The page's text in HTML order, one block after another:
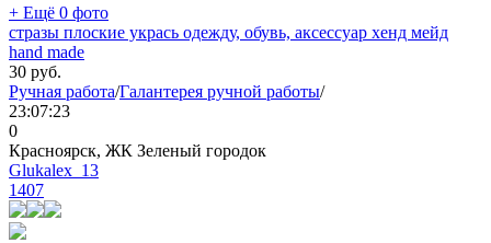
+ Ещё 0 фото
стразы плоские укрась одежду, обувь, аксессуар хенд мейд
hand made
30 руб.
Ручная работа/Галантерея ручной работы/
23:07:23
0
Красноярск, ЖК Зеленый городок
Glukalex_13
1407